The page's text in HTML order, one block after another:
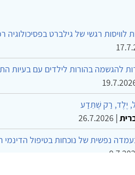
רגשי של גילברט בפסיכולוגיה
להגשמה בהורות לילדים עם בעיות
יֶלֶד, רַק שֶׁתֵּדַע
|
26.7.2026
נפשית של נוכחות בטיפול